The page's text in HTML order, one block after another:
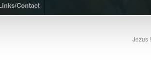
Contact
Jezus !